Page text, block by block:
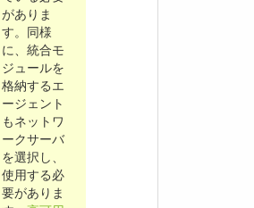
がありま
す。同様
に、統合モ
ジュールを
格納するエ
ージェント
もネットワ
ークサーバ
を選択し、
使用する必
要がありま